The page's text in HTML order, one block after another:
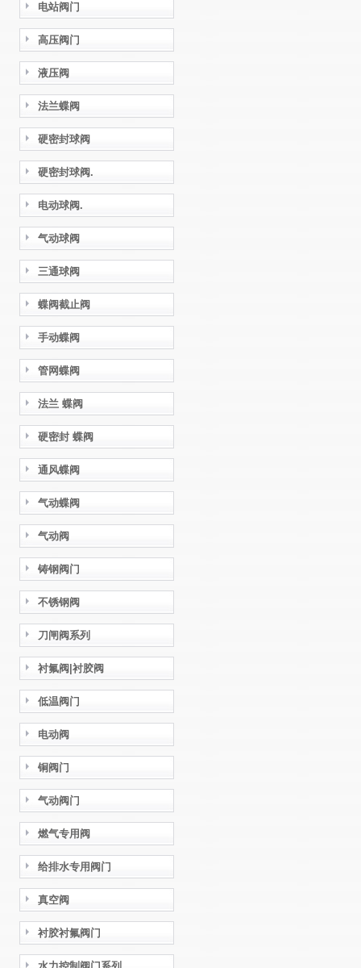
电站阀门
高压阀门
液压阀
法兰蝶阀
硬密封球阀
硬密封球阀.
电动球阀.
气动球阀
三通球阀
蝶阀截止阀
手动蝶阀
管网蝶阀
法兰 蝶阀
硬密封 蝶阀
通风蝶阀
气动蝶阀
气动阀
铸钢阀门
不锈钢阀
刀闸阀系列
衬氟阀|衬胶阀
低温阀门
电动阀
铜阀门
气动阀门
燃气专用阀
给排水专用阀门
真空阀
衬胶衬氟阀门